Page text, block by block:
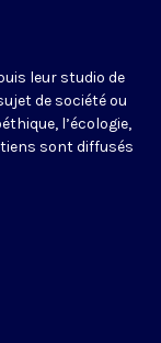
leur studio de
de société ou
l’écologie,
sont diffusés